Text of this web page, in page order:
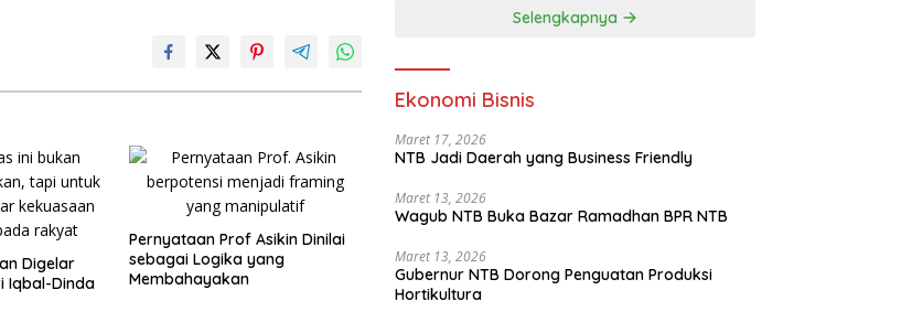
Digelar
Iqbal-Dinda
Pernyataan Prof Asikin Dinilai
sebagai Logika yang
Membahayakan
Selengkapnya
Ekonomi Bisnis
Maret 17, 2026
NTB Jadi Daerah yang Business Friendly
Maret 13, 2026
Wagub NTB Buka Bazar Ramadhan BPR NTB
Maret 13, 2026
Gubernur NTB Dorong Penguatan Produksi
Hortikultura